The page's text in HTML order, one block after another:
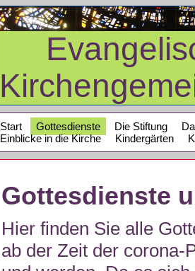
Start Gottesdienste Die Stiftung
Einblicke in die Kirche
Kindergärten
Gottesdienste
Hier finden Sie alle
ab der Zeit der corona-